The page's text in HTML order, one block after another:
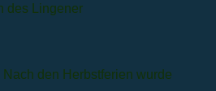
des Lingener
Nach den Herbstferien wurde